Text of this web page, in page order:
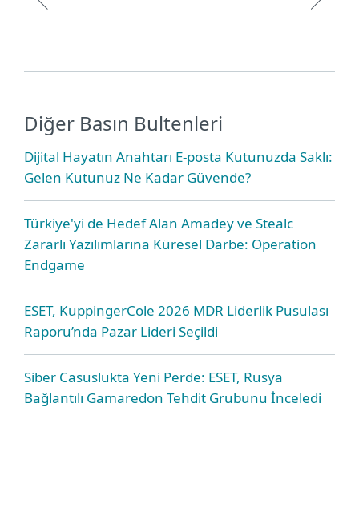
Diğer Basın Bultenleri
Dijital Hayatın Anahtarı E-posta Kutunuzda Saklı:
Gelen Kutunuz Ne Kadar Güvende?
Türkiye'yi de Hedef Alan Amadey ve Stealc
Zararlı Yazılımlarına Küresel Darbe: Operation
Endgame
ESET, KuppingerCole 2026 MDR Liderlik Pusulası
Raporu’nda Pazar Lideri Seçildi
Siber Casuslukta Yeni Perde: ESET, Rusya
Bağlantılı Gamaredon Tehdit Grubunu İnceledi